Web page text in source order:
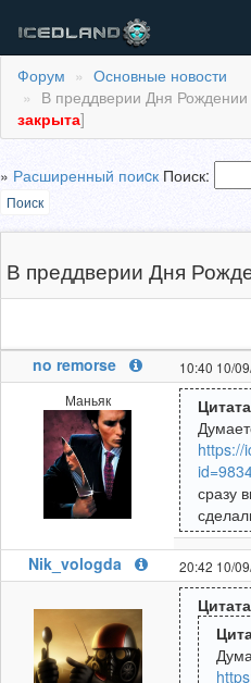
Форум
Основные новости
В преддверии Дня
закрыта]
» Расширенный поиcк Поиск:
Поиск
В преддверии Дня
no remorse
10:40 10/
Маньяк
https://
сразу
Nik_vologda 20:42 10/